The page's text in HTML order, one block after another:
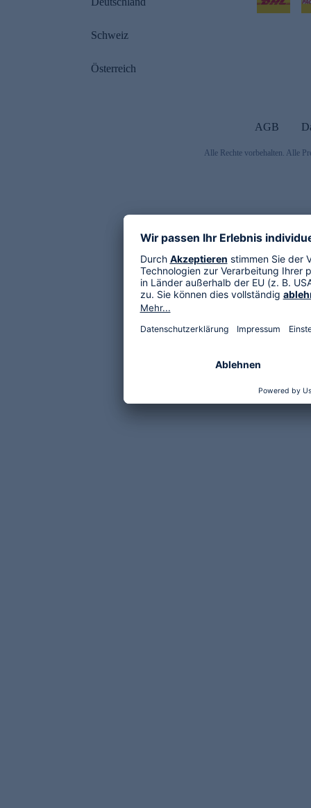
Schweiz
Österreich
AGB
Alle Rechte vorbehalten. Alle